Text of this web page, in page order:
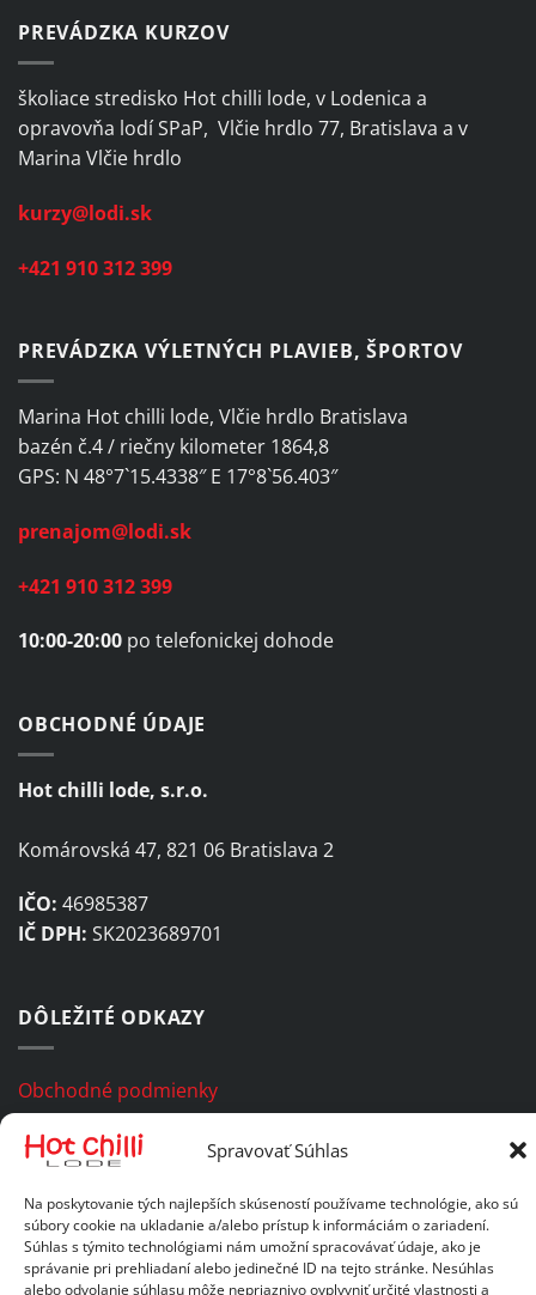
Spravovať Súhlas
Na poskytovanie tých najlepších skúseností používame technológie, ako sú
súbory cookie na ukladanie a/alebo prístup k informáciám o zariadení.
Súhlas s týmito technológiami nám umožní spracovávať údaje, ako je
správanie pri prehliadaní alebo jedinečné ID na tejto stránke. Nesúhlas
alebo odvolanie súhlasu môže nepriaznivo ovplyvniť určité vlastnosti a
PREVÁDZKA KURZOV
školiace stredisko Hot chilli lode, v Lodenica a
opravovňa lodí SPaP, Vlčie hrdlo 77, Bratislava a v
Marina Vlčie hrdlo
kurzy@lodi.sk
+421 910 312 399
PREVÁDZKA VÝLETNÝCH PLAVIEB, ŠPORTOV
Marina Hot chilli lode, Vlčie hrdlo Bratislava
bazén č.4 / riečny kilometer 1864,8
GPS: N 48°7`15.4338″ E 17°8`56.403″
prenajom@lodi.sk
+421 910 312 399
10:00-20:00 po telefonickej dohode
OBCHODNÉ ÚDAJE
Hot chilli lode, s.r.o.
Komárovská 47, 821 06 Bratislava 2
IČO: 46985387
IČ DPH: SK2023689701
DÔLEŽITÉ ODKAZY
Obchodné podmienky
Zásady ochrany osobných údajov
Copyright 2026 Hot chilli lode, s.r.o. Všetky práva vyhradené.